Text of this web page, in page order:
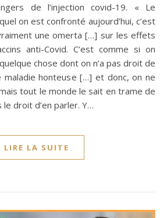
de l’injection covid-19. « Le
on est confronté aujourd’hui, c’est
une omerta […] sur les effets
anti-Covid. C’est comme si on
chose dont on n’a pas droit de
honteuse […] et donc, on ne
tout le monde le sait en trame de
le droit d’en parler. Y…
LIRE LA SUITE